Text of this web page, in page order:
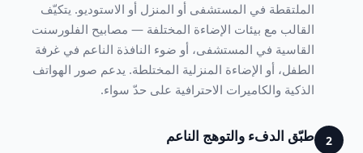
الملتقطة في المستشفى أو المنزل أو الاستوديو. يتكيّف
القالب مع بيئات الإضاءة المختلفة — مصابيح الفلورسنت
القاسية في المستشفى، أو ضوء النافذة الناعم في غرفة
الطفل، أو الإضاءة المنزلية المختلطة. يدعم صور الهواتف
الذكية والكاميرات الاحترافية على حدّ سواء.
2 طبّق الدفء والتوهج الناعم